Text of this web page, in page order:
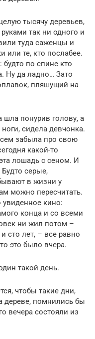
тысячу деревьев,
так ни одного и
туда саженцы и
или те, кто послабее.
по спине кто
Ну да ладно… Зато
пляшущий на
понурив голову, а
сидела девчонка.
забыла про свою
какой-то
лошадь с сеном. И
серые,
в жизни у
можно пересчитать.
увиденное кино:
конца и со всеми
ни жил потом –
сто лет, – все равно
это было вчера.
такой день.
чтобы такие дни,
дереве, помнились бы
вечера состояли из